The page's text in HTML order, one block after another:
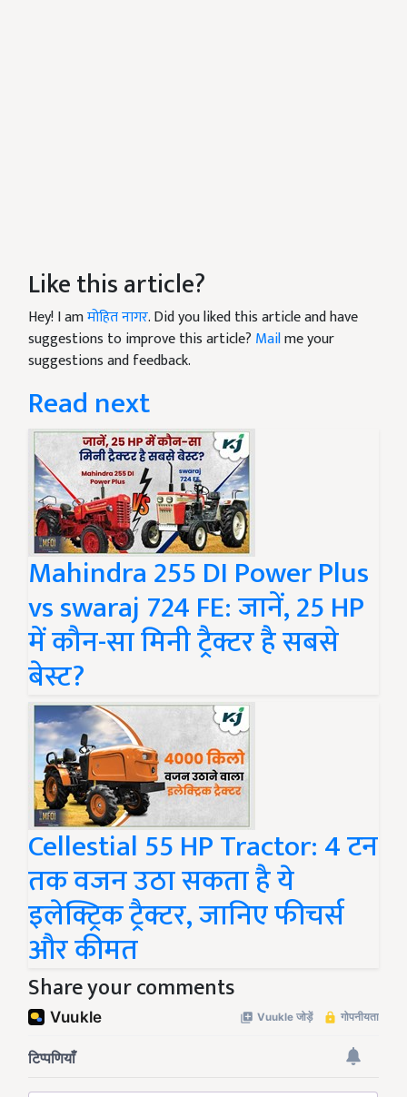
Like this article?
Hey! I amमोहित नागर. Did you liked this article and have
suggestions to improve this article? Mailme your
suggestions and feedback.
Read next
Mahindra 255 DI Power Plus
vs swaraj 724 FE: जानें, 25 HP
में कौन-सा मिनी ट्रैक्टर है सबसे
बेस्ट?
Cellestial 55 HP Tractor: 4 टन
तक वजन उठा सकता है ये
इलेक्ट्रिक ट्रैक्टर, जानिए फीचर्स
और कीमत
Share your comments